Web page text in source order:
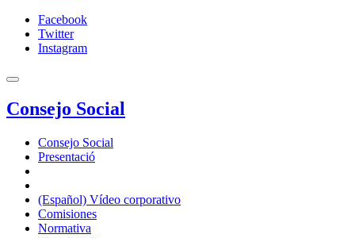
Facebook
Twitter
Instagram
Consejo Social
Consejo Social
Presentació
(Español) Vídeo corporativo
Comisiones
Normativa